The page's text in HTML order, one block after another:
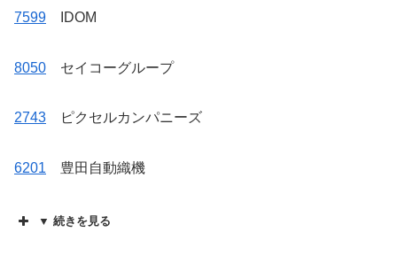
7599 IDOM
8050 セイコーグループ
2743 ピクセルカンパニーズ
6201 豊田自動織機
▼ 続きを見る